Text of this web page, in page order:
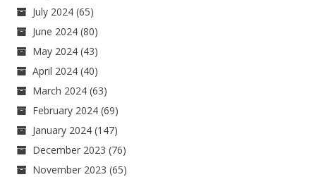
July 2024 (65)
June 2024 (80)
May 2024 (43)
April 2024 (40)
March 2024 (63)
February 2024 (69)
January 2024 (147)
December 2023 (76)
November 2023 (65)